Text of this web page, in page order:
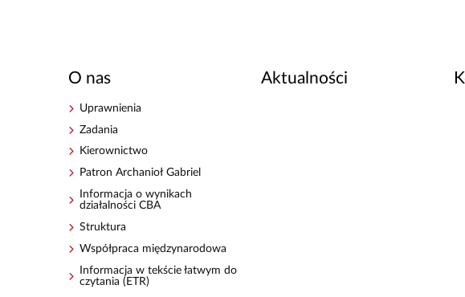
O nas
Uprawnienia
Zadania
Kierownictwo
Patron Archanioł Gabriel
Informacja o wynikach
działalności CBA
Struktura
Współpraca międzynarodowa
Informacja w tekście łatwym do
czytania (ETR)
Aktualności